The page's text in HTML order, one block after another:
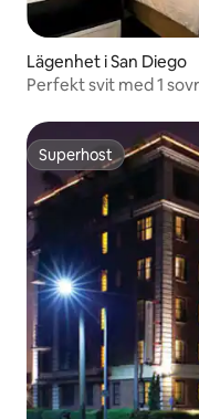
Lägenhet i San Diego
Perfekt svit med 1
Superhost
Superhost